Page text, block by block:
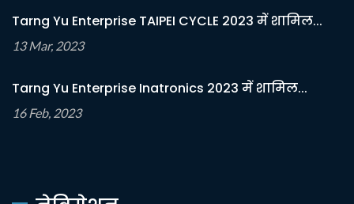
Tarng Yu Enterprise TAIPEI CYCLE 2023 में शामिल...
13 Mar, 2023
Tarng Yu Enterprise Inatronics 2023 में शामिल...
16 Feb, 2023